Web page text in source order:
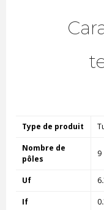
Type de produit
Nombre de
pôles
9
Uf
If